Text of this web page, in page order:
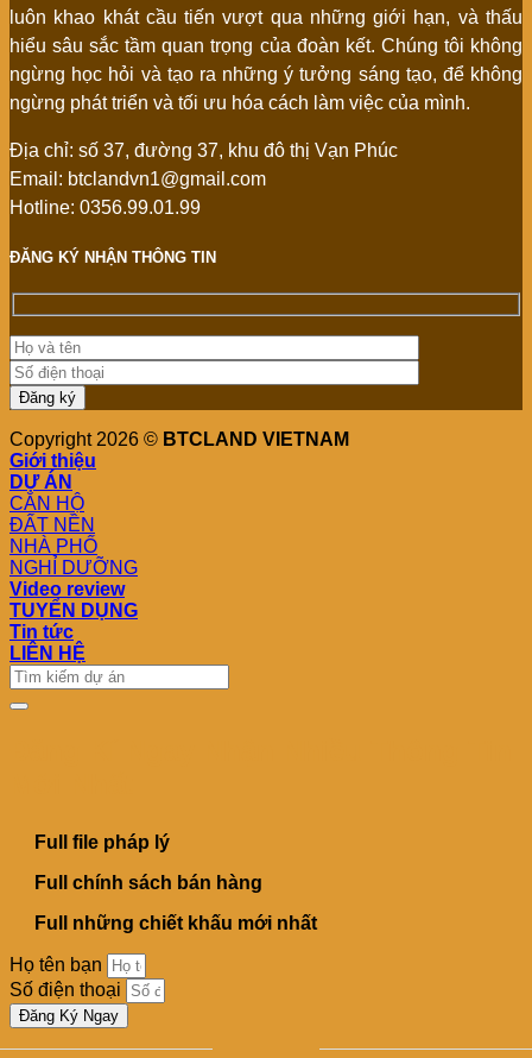
luôn khao khát cầu tiến vượt qua những giới hạn, và thấu
hiểu sâu sắc tầm quan trọng của đoàn kết. Chúng tôi không
ngừng học hỏi và tạo ra những ý tưởng sáng tạo, để không
ngừng phát triển và tối ưu hóa cách làm việc của mình.
Địa chỉ: số 37, đường 37, khu đô thị Vạn Phúc
Email: btclandvn1@gmail.com
Hotline: 0356.99.01.99
ĐĂNG KÝ NHẬN THÔNG TIN
Copyright 2026 © BTCLAND VIETNAM
Giới thiệu
DỰ ÁN
CĂN HỘ
ĐẤT NỀN
NHÀ PHỐ
NGHỈ DƯỠNG
Video review
TUYỂN DỤNG
Tin tức
LIÊN HỆ
Full file pháp lý
Full chính sách bán hàng
Full những chiết khấu mới nhất
Họ tên bạn
Số điện thoại
Đăng Ký Ngay